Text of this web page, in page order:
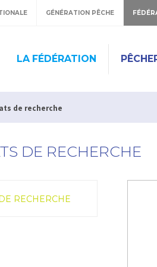
GÉNÉRATION PÊCHE
LA FÉDÉRATION
de recherche
DE RECHERCHE
RECHERCHE